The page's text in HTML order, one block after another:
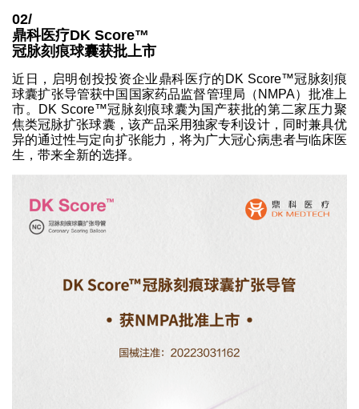
02/
鼎科医疗DK Score™
冠脉刻痕球囊获批上市
近日，启明创投投资企业鼎科医疗的DK Score™冠脉刻痕
球囊扩张导管获中国国家药品监督管理局（NMPA）批准上
市。DK Score™冠脉刻痕球囊为国产获批的第二家压力聚
焦类冠脉扩张球囊，该产品采用独家专利设计，同时兼具优
异的通过性与定向扩张能力，将为广大冠心病患者与临床医
生，带来全新的选择。